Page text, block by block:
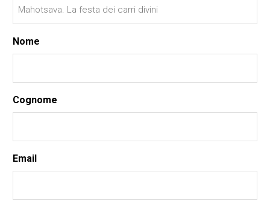
Nome
Cognome
Email